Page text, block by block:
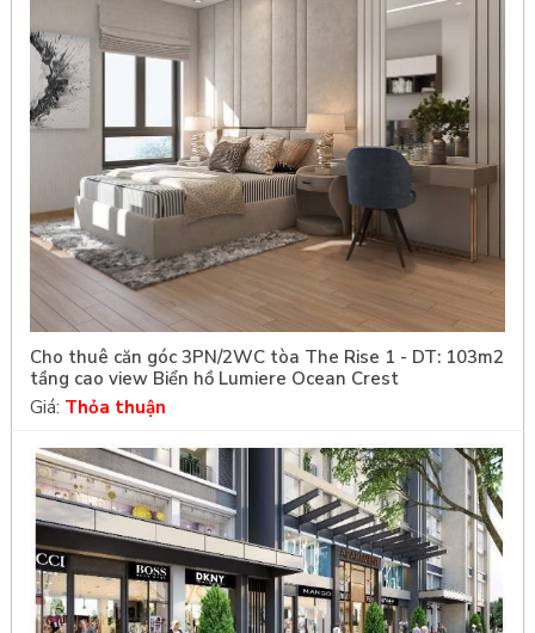
Cho thuê căn góc 3PN/2WC tòa The Rise 1 - DT: 103m2
tầng cao view Biển hồ Lumiere Ocean Crest
Giá: Thỏa thuận